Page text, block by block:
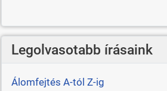
Legolvasotabb írásaink
Álomfejtés A-tól Z-ig